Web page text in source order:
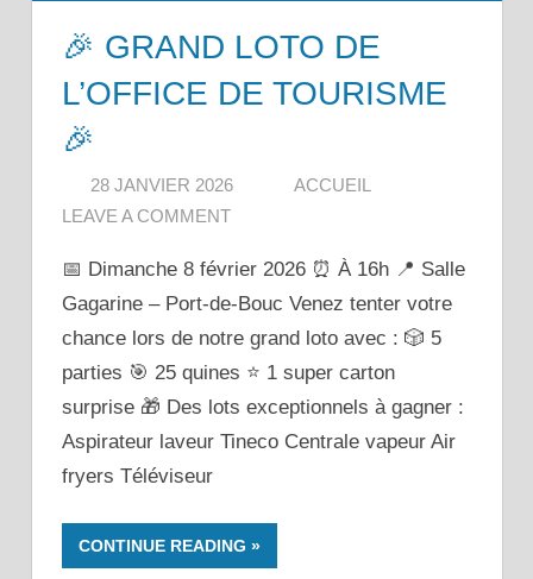
🎉 GRAND LOTO DE
L’OFFICE DE TOURISME
🎉
28 JANVIER 2026
ACCUEIL
LEAVE A COMMENT
📅 Dimanche 8 février 2026 ⏰ À 16h 📍 Salle
Gagarine – Port-de-Bouc Venez tenter votre
chance lors de notre grand loto avec : 🎲 5
parties 🎯 25 quines ⭐ 1 super carton
surprise 🎁 Des lots exceptionnels à gagner :
Aspirateur laveur Tineco Centrale vapeur Air
fryers Téléviseur
CONTINUE READING